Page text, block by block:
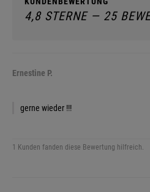
4,8 STERNE — 25
Ernestine P.
gerne wieder !!!
1 Kunden fanden diese Bewertung hilfreich.